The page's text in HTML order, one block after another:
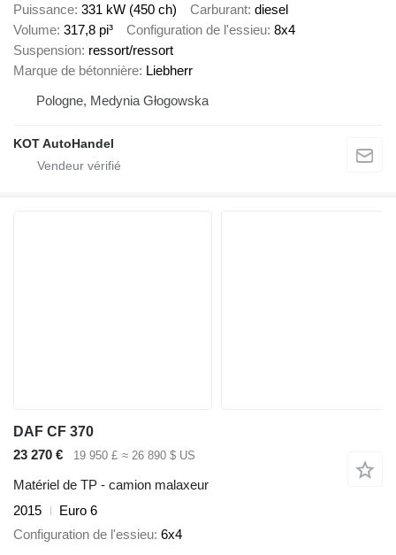
Puissance 331 kW (450 ch) Carburant diesel
Volume 317,8 pi³ Configuration de l'essieu 8x4
Suspension ressort/ressort
Marque de bétonnière Liebherr
Pologne, Medynia Głogowska
KOT AutoHandel
DAF CF 370
23 270 €
19 950 £ ≈ 26 890 $ US
Matériel de TP - camion malaxeur
2015
Euro 6
Configuration de l'essieu 6x4